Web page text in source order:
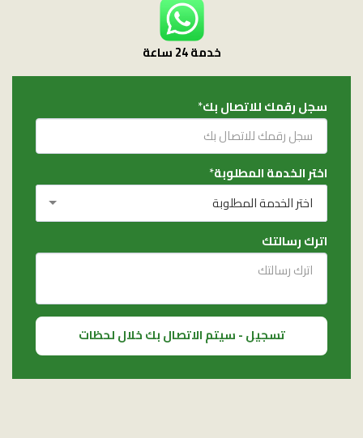
خدمة 24 ساعة
سجل رقمك للاتصال بك*
اختر الخدمة المطلوبة*
اختر الخدمة المطلوبة
اترك رسالتك
تسجيل - سيتم الاتصال بك خلال لحظات